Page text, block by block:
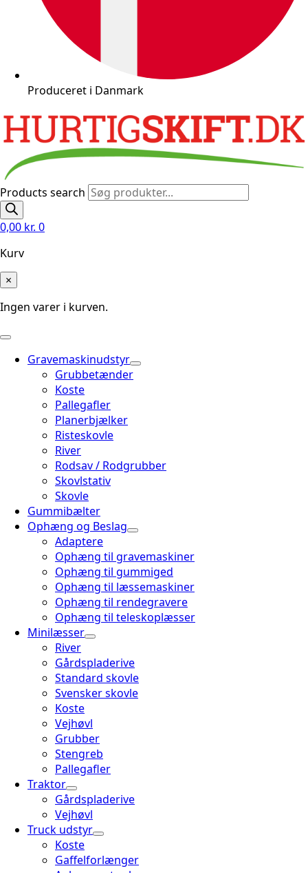
Produceret i Danmark
Products search
0,00 kr. 0
Kurv
×
Ingen varer i kurven.
Gravemaskinudstyr
Grubbetænder
Koste
Pallegafler
Planerbjælker
Risteskovle
River
Rodsav / Rodgrubber
Skovlstativ
Skovle
Gummibælter
Ophæng og Beslag
Adaptere
Ophæng til gravemaskiner
Ophæng til gummiged
Ophæng til læssemaskiner
Ophæng til rendegravere
Ophæng til teleskoplæsser
Minilæsser
River
Gårdspladerive
Standard skovle
Svensker skovle
Koste
Vejhøvl
Grubber
Stengreb
Pallegafler
Traktor
Gårdspladerive
Vejhøvl
Truck udstyr
Koste
Gaffelforlænger